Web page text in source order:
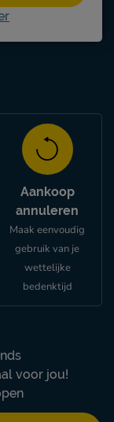
Aankoop
annuleren
Maak eenvoudig
gebruik van je
wettelijke
bedenktijd
voor jou!